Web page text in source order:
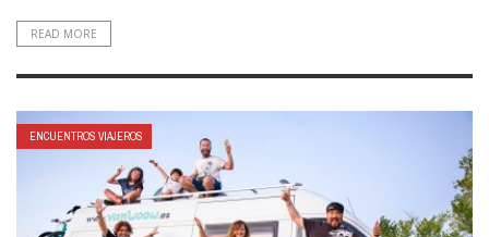
READ MORE
ENCUENTROS VIAJEROS